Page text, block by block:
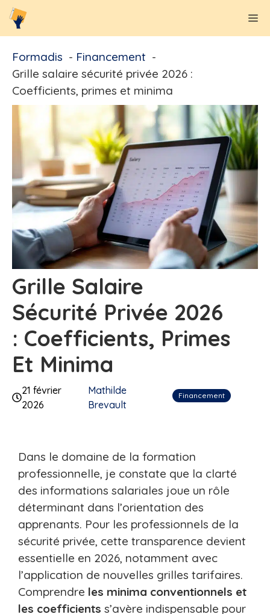
Aller
au
Formadis
Financement
Grille salaire sécurité privée 2026 :
Coefficients, primes et minima
Grille Salaire
Sécurité Privée 2026
: Coefficients, Primes
Et Minima
21 février
2026
Mathilde
Brevault
Financement
Dans le domaine de la formation
professionnelle, je constate que la clarté
des informations salariales joue un rôle
déterminant dans l’orientation des
apprenants. Pour les professionnels de la
sécurité privée, cette transparence devient
essentielle en 2026, notamment avec
l’application de nouvelles grilles tarifaires.
Comprendre les minima conventionnels et
les coefficients s’avère indispensable pour